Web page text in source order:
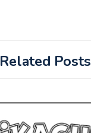
Related Posts